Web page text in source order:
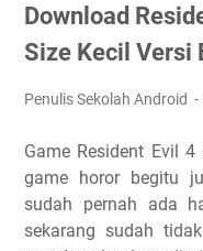
Download
Size Kecil Versi
Penulis Sekolah Android
Game Resident Evil
game horor begitu
sudah pernah ada
sekarang sudah